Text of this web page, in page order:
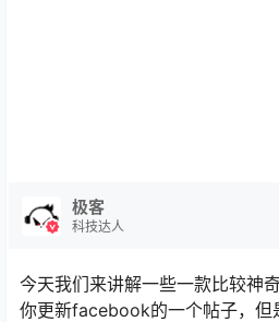
极客
科技达人
今天我们来讲解一些一款比较神
你更新facebook的一个帖子，但